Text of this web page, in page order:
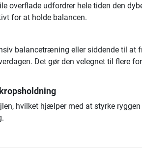
overflade udfordrer hele tiden den
for at holde balancen.
balancetræning eller siddende til at
Det gør den velegnet til flere
hvilket hjælper med at styrke